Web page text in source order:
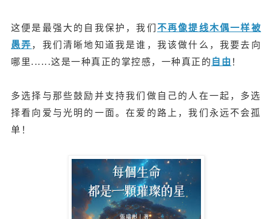
这便是最强大的自我保护，我们 不再像提线木偶一样被
愚弄 ，我们清晰地知道我是谁，我该做什么，我要去向
哪里......这是一种真正的掌控感，一种真正的 自由 ！
多选择与那些鼓励并支持我们做自己的人在一起，多选
择看向爱与光明的一面。在爱的路上，我们永远不会孤
单！